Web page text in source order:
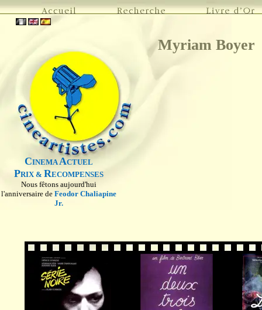
CINEMAACTUEL
PRIX & RECOMPENSES
Nous fêtons aujourd'hui
l'anniversaire de Feodor Chaliapine
Jr.
Myriam Boyer